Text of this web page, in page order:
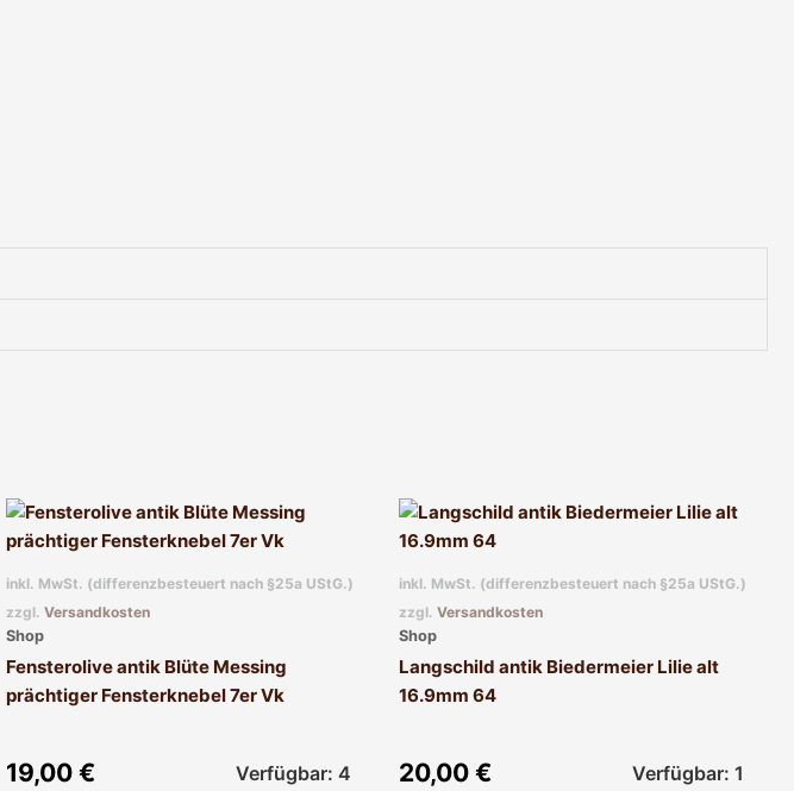
inkl. MwSt. (differenzbesteuert nach §25a UStG.)
zzgl. Versandkosten
Shop
Fensterolive antik Blüte Messing
prächtiger Fensterknebel 7er Vk
19,00 € Verfügbar: 4
inkl. MwSt. (differenzbesteuert nach §25a UStG.)
zzgl. Versandkosten
Shop
Langschild antik Biedermeier Lilie alt
16.9mm 64
20,00 € Verfügbar: 1